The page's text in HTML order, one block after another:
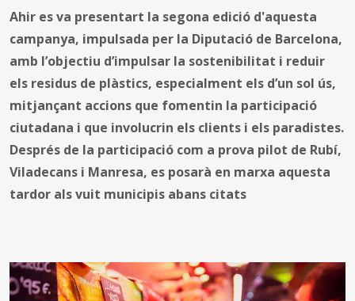
Ahir es va presentart la segona edició d'aquesta
campanya, impulsada per la Diputació de Barcelona,
amb l’objectiu d’impulsar la sostenibilitat i reduir
els residus de plàstics, especialment els d’un sol ús,
mitjançant accions que fomentin la participació
ciutadana i que involucrin els clients i els paradistes.
Després de la participació com a prova pilot de Rubí,
Viladecans i Manresa, es posarà en marxa aquesta
tardor als vuit municipis abans citats